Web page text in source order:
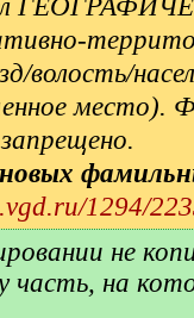
волость/
место).
1294/
не
часть, на